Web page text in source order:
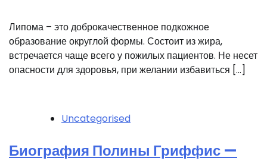
Липома – это доброкачественное подкожное
образование округлой формы. Состоит из жира,
встречается чаще всего у пожилых пациентов. Не несет
опасности для здоровья, при желании избавиться […]
Uncategorised
Биография Полины Гриффис —